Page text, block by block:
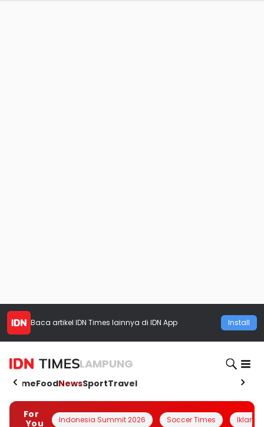
Baca artikel IDN Times lainnya di IDN App Install
LAMPUNG
HomeFoodNewsSportTravel
For
You
Indonesia Summit 2026 Soccer Times Iklanin